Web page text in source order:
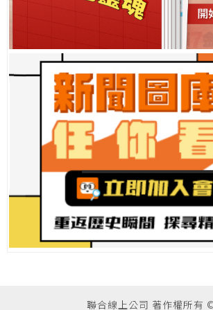
聯合線上公司 著作權所有